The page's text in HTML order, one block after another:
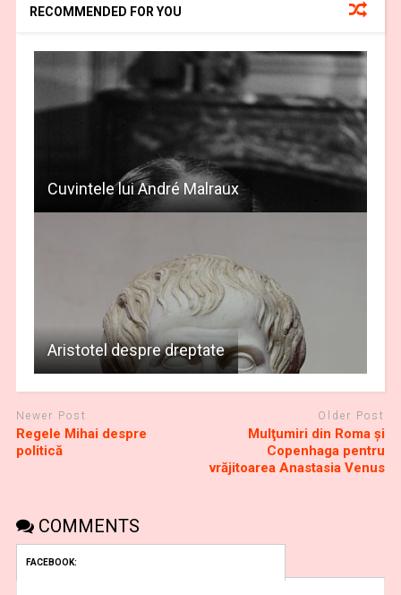
RECOMMENDED FOR YOU
Cuvintele lui André Malraux
Aristotel despre dreptate
Newer Post
Regele Mihai despre
politică
Older Post
Mulţumiri din Roma și
Copenhaga pentru
vrăjitoarea Anastasia Venus
COMMENTS
FACEBOOK: